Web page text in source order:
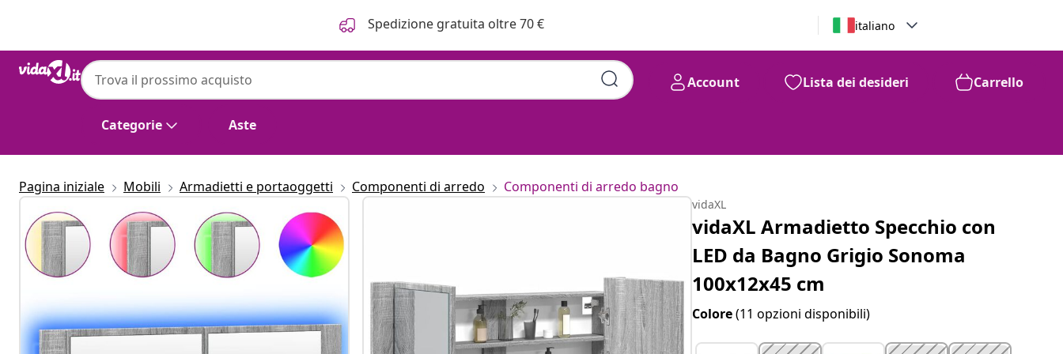
Spedizione gratuita oltre 70 € italiano
Categorie Aste
Account Lista dei desideri Carrello
Pagina iniziale Mobili Armadietti e portaoggetti Componenti di arredo Componenti di arredo bagno
vidaXL
vidaXL Armadietto Specchio con
LED da Bagno Grigio Sonoma
100x12x45 cm
Colore(11 opzioni disponibili)